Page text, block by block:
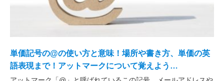
単価記号の@の使い方と意味！場所や書き方、単価の英
語表現まで！アットマークについて覚えよう…